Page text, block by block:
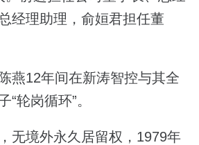
经理助理，俞姮君担任董
燕12年间在新涛智控与其全
“轮岗循环”。
无境外永久居留权，1979年